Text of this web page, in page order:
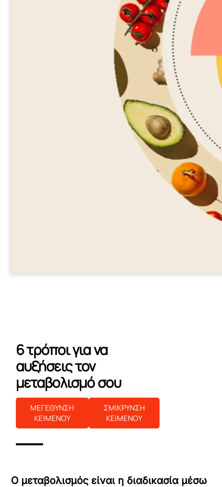
6 τρόποι για να
αυξήσεις τον
μεταβολισμό σου
ΜΕΓΕΘΥΝΣΗ
ΚΕΙΜΕΝΟΥ
ΣΜΙΚΡΥΝΣΗ
ΚΕΙΜΕΝΟΥ
Ο μεταβολισμός είναι η διαδικασία μέσω